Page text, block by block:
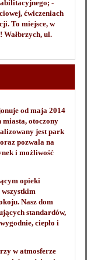
-
ćwiczeniach
To miejsce, w
Wałbrzych, ul.
od maja 2014
miasta, otoczony
jest park
pozwala na
i możliwość
opieki
wszystkim
Nasz dom
standardów,
ciepło i
w atmosferze